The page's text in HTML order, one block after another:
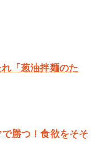
「葱油拌麺のた
で勝つ！食欲をそそ